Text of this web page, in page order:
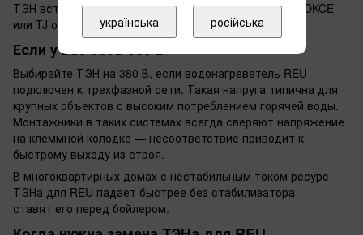
ТЭН встанет без доработок. В других сериях вроде OKCE
или TJ он не подойдет по креплению и габаритам.
Если у вас сеть 380 В
Выбирайте ТЭН на 380 В, если водонагреватель REU
подключен к трехфазной сети. Такая напруга типична для
крупных объектов с высоким потреблением горячей воды.
Монтажники в таких системах всегда сверяют напряжение
на клеммной колодке — несоответствие приводит к
быстрому выходу из строя.
В многоквартирных домах с нестабильным током ресурс
ТЭНа для REU падает быстрее без стабилизатора —
ставят его перед бойлером.
українська російська